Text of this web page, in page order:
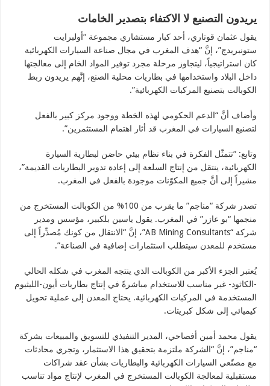
يريدون التصنيع لا الاكتفاء بتصدير الخامات
يقول عثمان قوتاري، أحد كبار مستشاري مجموعة “أولبرايت
ستونبريدج”، إنَّ “هدف المغرب في مجال صناعة السيارات الكهربائية
كان استراتيجياً، ليتجاوز مرحلة مجرد توفير المواد الخام إلى معالجتها
داخل البلاد واستخدامها في بطاريات محلية الصنع، إنَّهم يريدون ربط
الكوبالت بتصنيع المركبات الكهربائية”.
وأضاف أنَّ “الدعم الحكومي لهذه الخطة ووجود مركز كبير بالفعل
لتصنيع السيارات في المغرب قد أثار اهتمام المستثمرين”.
وتابع: “تتمثّل الفكرة في بناء نظام بيئي حاضن لبطارية السيارة
الكهربائية، ينتقل من إنتاج السلعة إلى إعادة تدوير البطاريات القديمة”،
مشيراً إلى أنَّ جميع المكوّنات موجودة بالفعل في المغرب.
تصدر شركة “مناجم” ما يقرب من 100% من الكوبالت المستخرج من
منجمها “بو عازر” في المغرب. يقول ياسين بلكبير، مؤسس ومدير
شركة “AB Mining Consultants”، إنَّ “الانتقال من كونك مُصدِّراً إلى
مستخدم للمعدن سيتطلب استثمارات إضافية في الصناعة”.
يُعتبر الجزء الأكبر من الكوبالت الذي ينتجه المغرب في شكله الحالي
-الكاثود- غير مناسب للاستخدام مباشرةً في إنتاج بطاريات أيون-الليثيوم
المستخدمة في المركبات الكهربائية. يحتاج المعدن إلى عملية تحويل
كيميائي إلى شكل كبريتات.
يقول محمد أمين أفصاحي، المدير التنفيذي للتسويق والمبيعات بشركة
“مناجم”، إنَّ “الشركة ملتزمة بتحقيق هذا الاستثمار، وتجري محادثات
مع مصنّعي السيارات الكهربائية والبطاريات بشأن عقد شراكات
مستقبلية لمعالجة الكوبالت المستخرج في المغرب لإنتاج مواد تناسب